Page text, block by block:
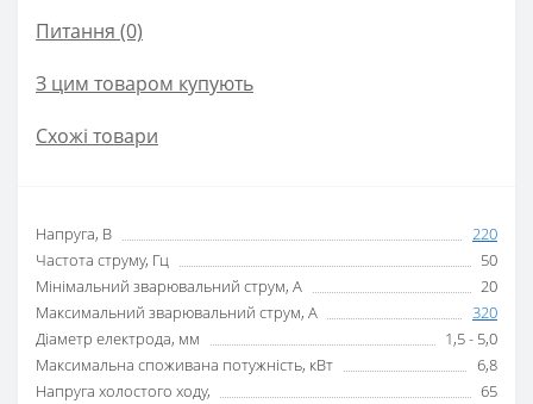
Питання (0)
З цим товаром купують
Схожі товари
Напруга, В
220
Частота струму, Гц
50
Мінімальний зварювальний струм, А
20
Максимальний зварювальний струм, А
320
Діаметр електрода, мм
1,5 - 5,0
Максимальна споживана потужність, кВт
6,8
Напруга холостого ходу,
65